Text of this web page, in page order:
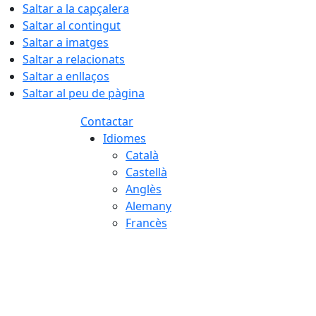
Saltar a la capçalera
Saltar al contingut
Saltar a imatges
Saltar a relacionats
Saltar a enllaços
Saltar al peu de pàgina
Contactar
Idiomes
Català
Castellà
Anglès
Alemany
Francès